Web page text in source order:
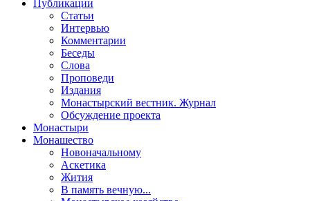
Публикации
Статьи
Интервью
Комментарии
Беседы
Слова
Проповеди
Издания
Монастырский вестник. Журнал
Обсуждение проекта
Монастыри
Монашество
Новоначальному
Аскетика
Жития
В память вечную...